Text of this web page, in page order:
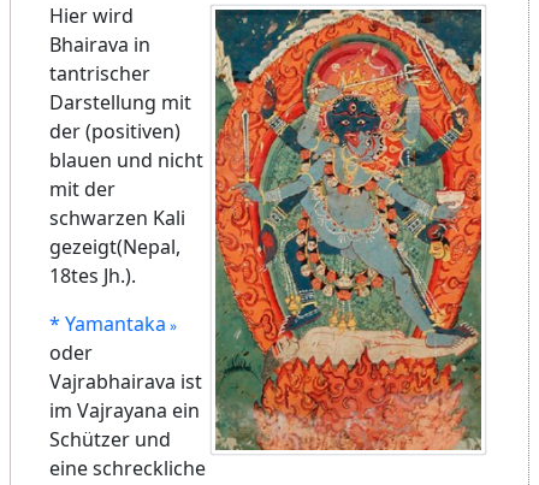
Hier wird
Bhairava in
tantrischer
Darstellung mit
der (positiven)
blauen und nicht
mit der
schwarzen Kali
gezeigt(Nepal,
18tes Jh.).
* Yamantaka
oder
Vajrabhairava ist
im Vajrayana ein
Schützer und
eine schreckliche